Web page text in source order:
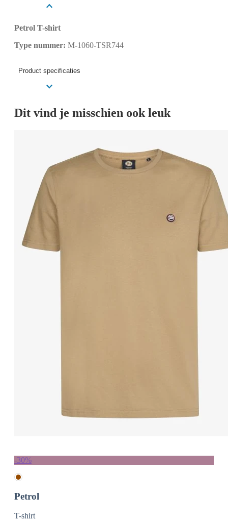
Petrol T-shirt
Type nummer: M-1060-TSR744
Product specificaties
Dit vind je misschien ook leuk
-30%
Petrol
T-shirt